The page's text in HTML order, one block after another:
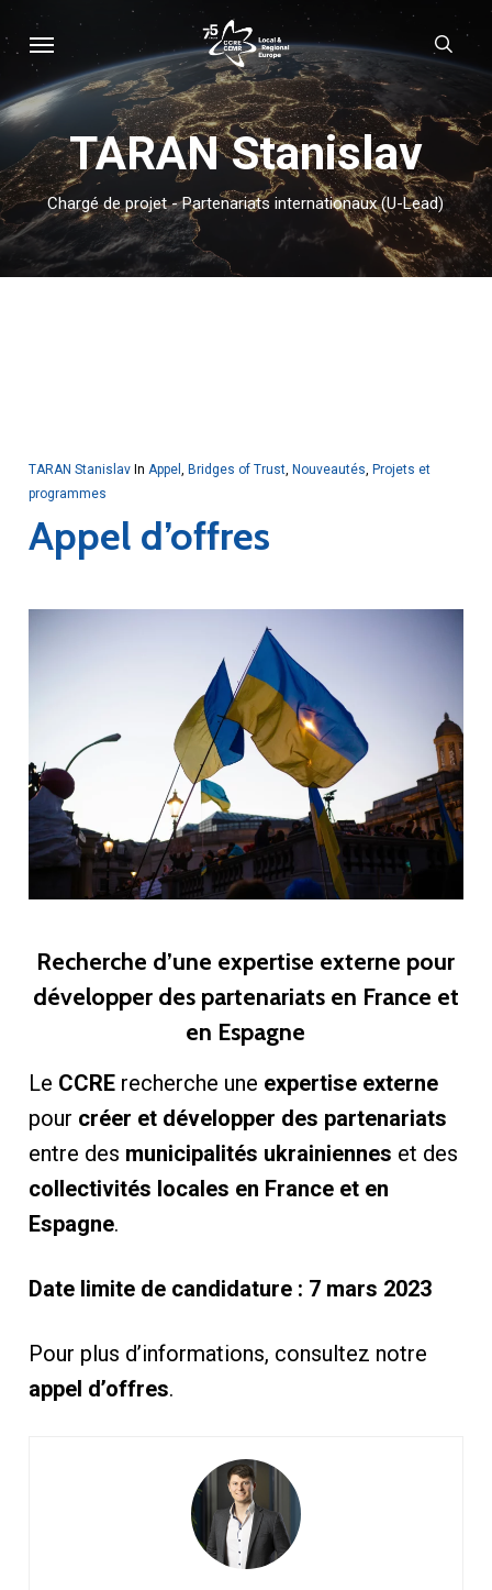
Skip
to
main
content
Menu
TARAN Stanislav
Chargé de projet - Partenariats internationaux (U-Lead)
TARAN Stanislav In Appel Bridges of Trust, Nouveautés Projets et
programmes
Appel d’offres
Recherche d’une expertise externe pour
développer des partenariats en France et
en Espagne
Le CCRErecherche une expertise externe
pour créer et développer des partenariats
entre des municipalités ukrainiennes et des
collectivités locales en France et en
Espagne.
Date limite de candidature : 7 mars 2023
Pour plus d’informations, consultez notre
appel d’offres.